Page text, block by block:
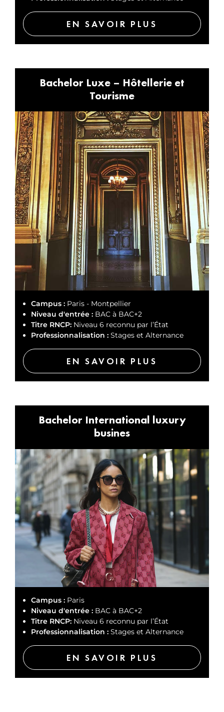
EN SAVOIR PLUS
Bachelor Luxe – Hôtellerie et
Tourisme
Campus : Paris - Montpellier
Niveau d'entrée : BAC à BAC+2
Titre RNCP: Niveau 6 reconnu par l’État
Professionnalisation : Stages et Alternance
EN SAVOIR PLUS
Bachelor International luxury
busines
Campus : Paris
Niveau d'entrée : BAC à BAC+2
Titre RNCP: Niveau 6 reconnu par l’État
Professionnalisation : Stages et Alternance
EN SAVOIR PLUS